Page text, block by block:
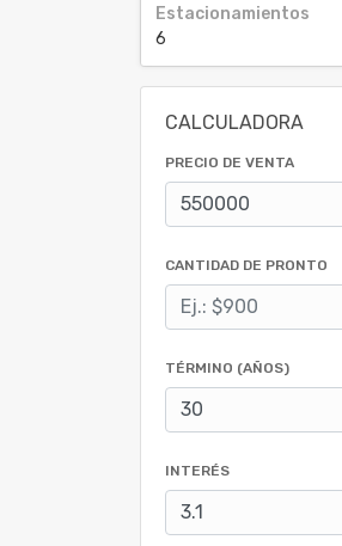
Estacionamientos
6
CALCULADORA
PRECIO DE VENTA
CANTIDAD DE PRONTO
TÉRMINO (AÑOS)
INTERÉS